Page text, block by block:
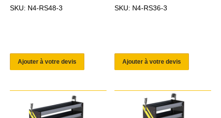
SKU: N4-RS48-3
Ajouter à votre devis
SKU: N4-RS36-3
Ajouter à votre devis